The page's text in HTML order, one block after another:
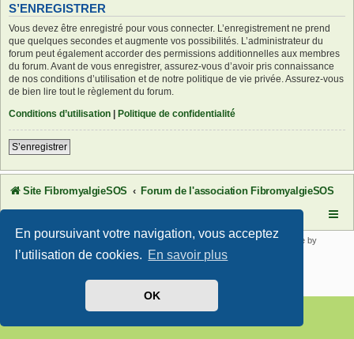
En poursuivant votre navigation, vous acceptez
l’utilisation de cookies. En savoir plus
OK
S’ENREGISTRER
Vous devez être enregistré pour vous connecter. L’enregistrement ne prend
que quelques secondes et augmente vos possibilités. L’administrateur du
forum peut également accorder des permissions additionnelles aux membres
du forum. Avant de vous enregistrer, assurez-vous d’avoir pris connaissance
de nos conditions d’utilisation et de notre politique de vie privée. Assurez-vous
de bien lire tout le règlement du forum.
Conditions d’utilisation
Politique de confidentialité
S’enregistrer
Site FibromyalgieSOS Forum de l'association FibromyalgieSOS
Développé parphpBB® Forum Software © phpBB Limited | SE Square by
PhpBB3 BBCodes
Confidentialité|Conditions